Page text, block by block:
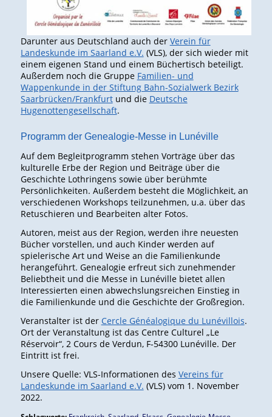
Darunter aus Deutschland auch der Verein für
Landeskunde im Saarland e.V. (VLS), der sich wieder mit
einem eigenen Stand und einem Büchertisch beteiligt.
Außerdem noch die Gruppe Familien- und
Wappenkunde in der Stiftung Bahn-Sozialwerk Bezirk
Saarbrücken/Frankfurtund die Deutsche
Hugenottengesellschaft.
Programm der Genealogie-Messe in Lunéville
Auf dem Begleitprogramm stehen Vorträge über das
kulturelle Erbe der Region und Beiträge über die
Geschichte Lothringens sowie über berühmte
Persönlichkeiten. Außerdem besteht die Möglichkeit, an
verschiedenen Workshops teilzunehmen, u.a. über das
Retuschieren und Bearbeiten alter Fotos.
Autoren, meist aus der Region, werden ihre neuesten
Bücher vorstellen, und auch Kinder werden auf
spielerische Art und Weise an die Familienkunde
herangeführt. Genealogie erfreut sich zunehmender
Beliebtheit und die Messe in Lunéville bietet allen
Interessierten einen abwechslungsreichen Einstieg in
die Familienkunde und die Geschichte der Großregion.
Veranstalter ist der Cercle Généalogique du Lunévillois.
Ort der Veranstaltung ist das Centre Culturel „Le
Réservoir“, 2 Cours de Verdun, F-54300 Lunéville. Der
Eintritt ist frei.
Unsere Quelle: VLS-Informationen des Vereins für
Landeskunde im Saarland e.V. (VLS) vom 1. November
2022.